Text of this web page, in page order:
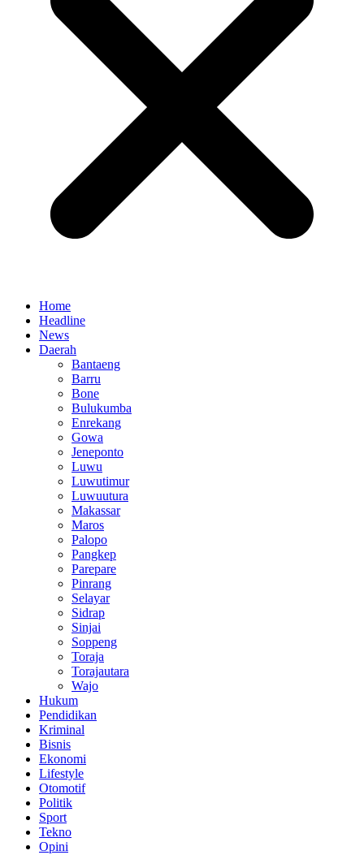
Home
Headline
News
Daerah
Bantaeng
Barru
Bone
Bulukumba
Enrekang
Gowa
Jeneponto
Luwu
Luwutimur
Luwuutura
Makassar
Maros
Palopo
Pangkep
Parepare
Pinrang
Selayar
Sidrap
Sinjai
Soppeng
Toraja
Torajautara
Wajo
Hukum
Pendidikan
Kriminal
Bisnis
Ekonomi
Lifestyle
Otomotif
Politik
Sport
Tekno
Opini